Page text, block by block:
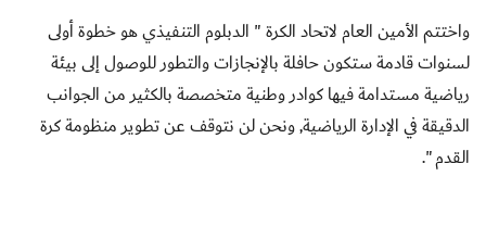
واختتم الأمين العام لاتحاد الكرة " الدبلوم التنفيذي هو خطوة أولى
لسنوات قادمة ستكون حافلة بالإنجازات والتطور للوصول إلى بيئة
رياضية مستدامة فيها كوادر وطنية متخصصة بالكثير من الجوانب
الدقيقة في الإدارة الرياضية, ونحن لن نتوقف عن تطوير منظومة كرة
القدم ".